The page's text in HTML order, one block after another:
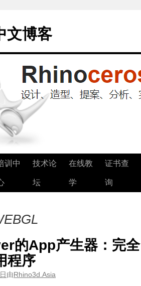
文博客
训中 技术论
坛
在线教
学
证书查
询
的App产生器：完
程序
由Rhino3d.Asia